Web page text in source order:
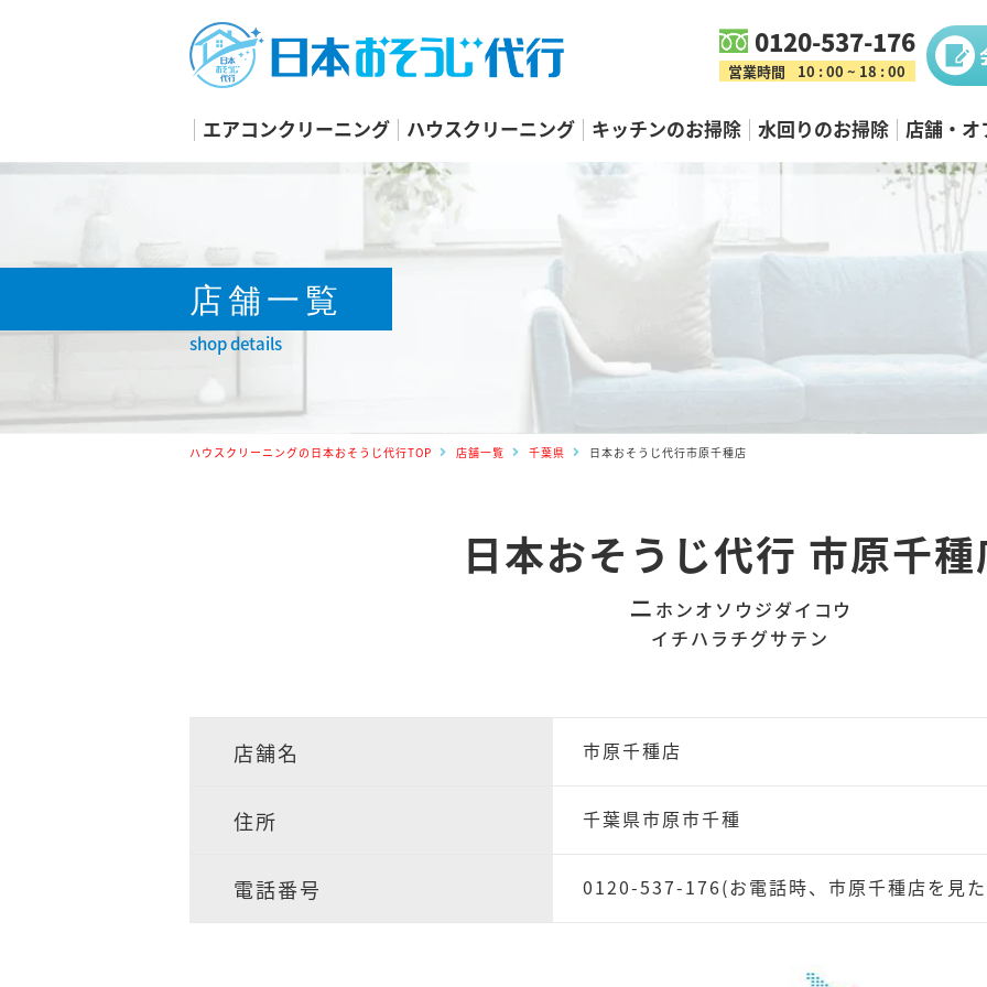
0120-537-176
営業時間 10 : 00 ~ 18 : 00
エアコンクリーニング ハウスクリーニング キッチンのお掃除 水回りのお掃除 店舗・オ
店舗一覧
shop details
ハウスクリーニングの日本おそうじ代行TOP 店舗一覧 千葉県 日本おそうじ代行市原千種店
日本おそうじ代行 市原千種
ニ ホンオソウジダイコウ
イチハラチグサテン
店舗名 市原千種店
住所 千葉県市原市千種
電話番号 0120-537-176(お電話時、市原千種店を見